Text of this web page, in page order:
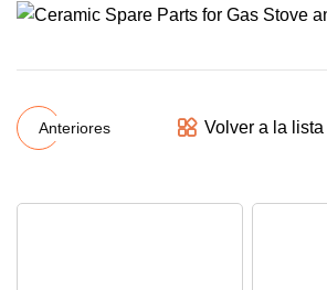
Anteriores Volver a la lista